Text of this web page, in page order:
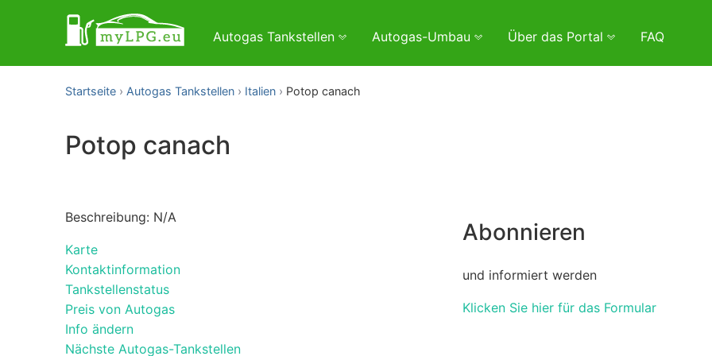
Autogas Tankstellen Autogas-Umbau Über das Portal FAQ
Startseite Autogas Tankstellen Italien Potop canach
Potop canach
Beschreibung: N/A
Karte
Kontaktinformation
Tankstellenstatus
Preis von Autogas
Info ändern
Nächste Autogas-Tankstellen
Abonnieren
und informiert werden
Klicken Sie hier für das Formular